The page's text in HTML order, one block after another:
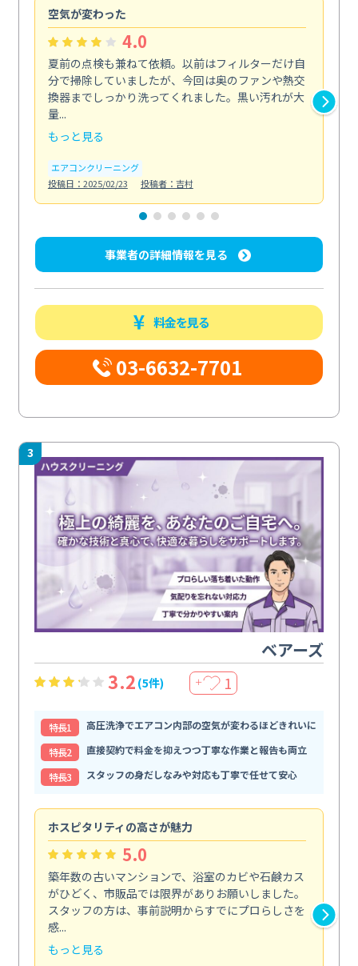
空気が変わった
4.0
夏前の点検も兼ねて依頼。以前はフィルターだけ自
分で掃除していましたが、今回は奥のファンや熱交
換器までしっかり洗ってくれました。黒い汚れが大
量...
もっと見る
エアコンクリーニング
投稿日：2025/02/23
投稿者：吉村
事業者の詳細情報を見る
料金を見る
03-6632-7701
3
ベアーズ
3.2 (5件) ＋ 1
特⻑1
高圧洗浄でエアコン内部の空気が変わるほどきれいに
特⻑2
直接契約で料金を抑えつつ丁寧な作業と報告も両立
特⻑3
スタッフの身だしなみや対応も丁寧で任せて安心
ホスピタリティの高さが魅力
5.0
築年数の古いマンションで、浴室のカビや石鹸カス
がひどく、市販品では限界がありお願いしました。
スタッフの方は、事前説明からすでにプロらしさを
感...
もっと見る